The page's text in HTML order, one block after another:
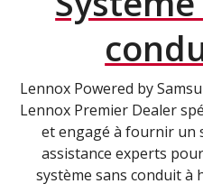
Lennox Powered by
Lennox Premier Dealer
et engagé à fournir un
assistance experts
système sans conduit à